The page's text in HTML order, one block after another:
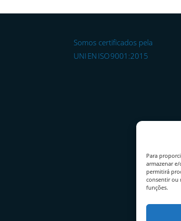
Para
armazenar
permitirá
consentir ou
funções.
Somos certificados pela
UNI EN ISO 9001:2015